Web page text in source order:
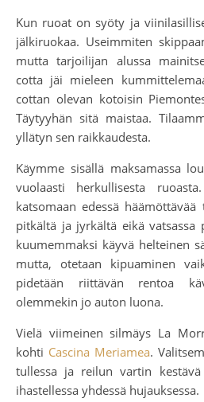
Kun ruoat on syöty ja
jälkiruokaa. Useimmiten
mutta tarjoilijan alussa
cotta jäi mieleen
cottan olevan kotoisin
Täytyyhän sitä maistaa.
yllätyn sen raikkaudesta.
Käymme sisällä maksamassa
vuolaasti herkullisesta
katsomaan edessä
pitkältä ja jyrkältä eikä vatsassa
kuumemmaksi käyvä helteinen
mutta, otetaan kipuaminen
pidetään riittävän rentoa
olemmekin jo auton luona.
Vielä viimeinen silmäys La
kohti Cascina Meriamea.
tullessa ja reilun vartin
ihastellessa yhdessä hujauksessa.